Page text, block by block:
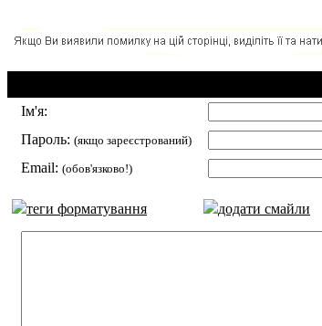
Ім'я:
Пароль: (якщо зареєстрований)
Email: (обов'язково!)
теги форматування додати смайли